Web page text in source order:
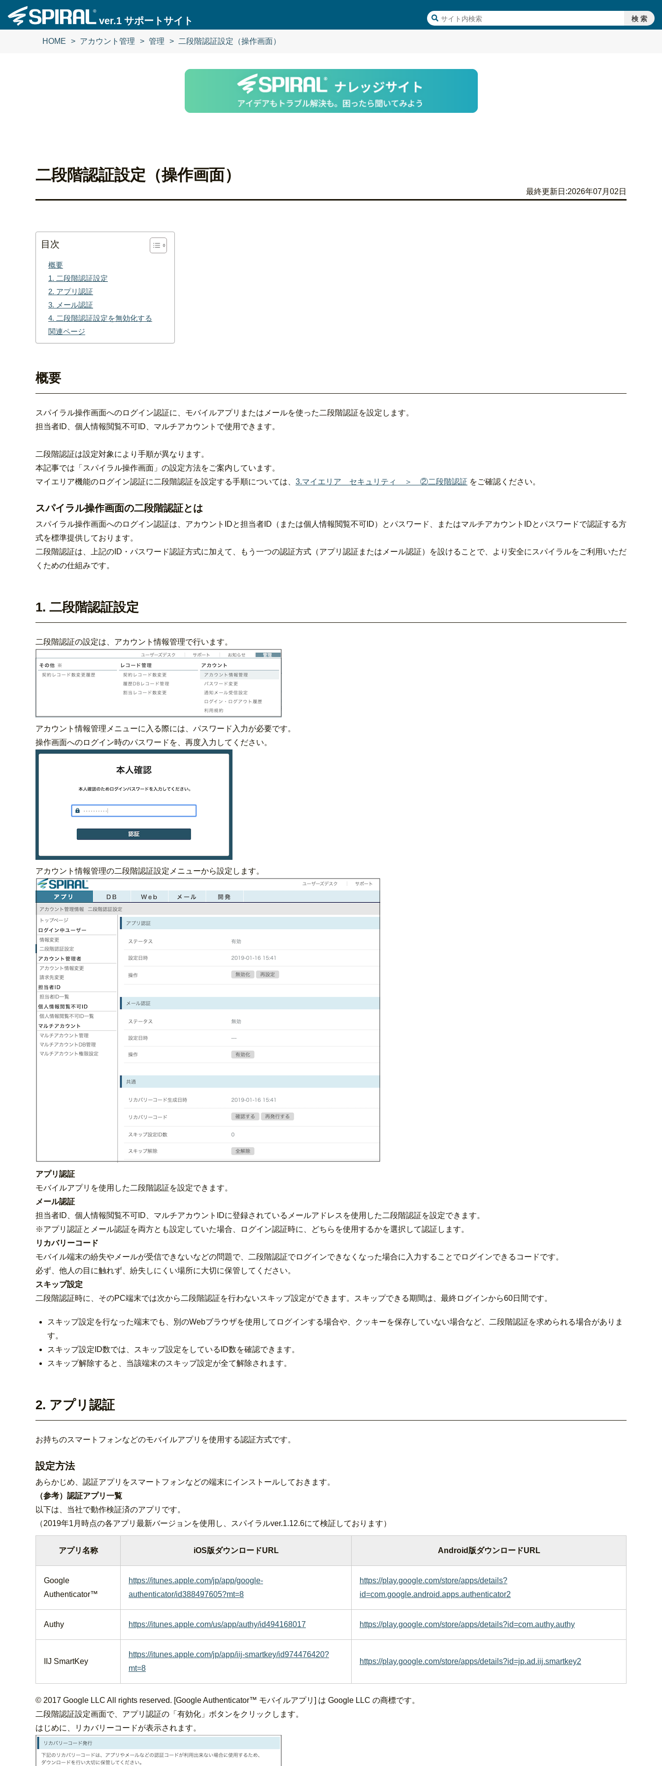
ver.1 サポートサイト
HOME アカウント管理 管理 二段階認証設定（操作画面）
二段階認証設定（操作画面）
最終更新日:2026年07月02日
目次
概要
1. 二段階認証設定
2. アプリ認証
3. メール認証
4. 二段階認証設定を無効化する
関連ページ
概要
スパイラル操作画面へのログイン認証に、モバイルアプリまたはメールを使った二段階認証を設定します。
担当者ID、個人情報閲覧不可ID、マルチアカウントで使用できます。
二段階認証は設定対象により手順が異なります。
本記事では「スパイラル操作画面」の設定方法をご案内しています。
マイエリア機能のログイン認証に二段階認証を設定する手順については、 3.マイエリア セキュリティ ＞ ②二段階認証 をご確認ください。
スパイラル操作画面の二段階認証とは
スパイラル操作画面へのログイン認証は、アカウントIDと担当者ID（または個人情報閲覧不可ID）とパスワード、またはマルチアカウントIDとパスワードで認証する方
式を標準提供しております。
二段階認証は、上記のID・パスワード認証方式に加えて、もう一つの認証方式（アプリ認証またはメール認証）を設けることで、より安全にスパイラルをご利用いただ
くための仕組みです。
1. 二段階認証設定
二段階認証の設定は、アカウント情報管理で行います。
アカウント情報管理メニューに入る際には、パスワード入力が必要です。
操作画面へのログイン時のパスワードを、再度入力してください。
アカウント情報管理の二段階認証設定メニューから設定します。
アプリ認証
モバイルアプリを使用した二段階認証を設定できます。
メール認証
担当者ID、個人情報閲覧不可ID、マルチアカウントIDに登録されているメールアドレスを使用した二段階認証を設定できます。
※アプリ認証とメール認証を両方とも設定していた場合、ログイン認証時に、どちらを使用するかを選択して認証します。
リカバリーコード
モバイル端末の紛失やメールが受信できないなどの問題で、二段階認証でログインできなくなった場合に入力することでログインできるコードです。
必ず、他人の目に触れず、紛失しにくい場所に大切に保管してください。
スキップ設定
二段階認証時に、そのPC端末では次から二段階認証を行わないスキップ設定ができます。スキップできる期間は、最終ログインから60日間です。
スキップ設定を行なった端末でも、別のWebブラウザを使用してログインする場合や、クッキーを保存していない場合など、二段階認証を求められる場合がありま
す。
スキップ設定ID数では、スキップ設定をしているID数を確認できます。
スキップ解除すると、当該端末のスキップ設定が全て解除されます。
2. アプリ認証
お持ちのスマートフォンなどのモバイルアプリを使用する認証方式です。
設定方法
あらかじめ、認証アプリをスマートフォンなどの端末にインストールしておきます。
（参考）認証アプリ一覧
以下は、当社で動作検証済のアプリです。
（2019年1月時点の各アプリ最新バージョンを使用し、スパイラルver.1.12.6にて検証しております）
アプリ名称 iOS版ダウンロードURL Android版ダウンロードURL
Google
Authenticator™
https://itunes.apple.com/jp/app/google-
authenticator/id388497605?mt=8
https://play.google.com/store/apps/details?
id=com.google.android.apps.authenticator2
Authy https://itunes.apple.com/us/app/authy/id494168017 https://play.google.com/store/apps/details?id=com.authy.authy
IIJ SmartKey
https://itunes.apple.com/jp/app/iij-smartkey/id974476420?
mt=8
https://play.google.com/store/apps/details?id=jp.ad.iij.smartkey2
© 2017 Google LLC All rights reserved. [Google Authenticator™ モバイルアプリ] は Google LLC の商標です。
二段階認証設定画面で、アプリ認証の「有効化」ボタンをクリックします。
はじめに、リカバリーコードが表示されます。